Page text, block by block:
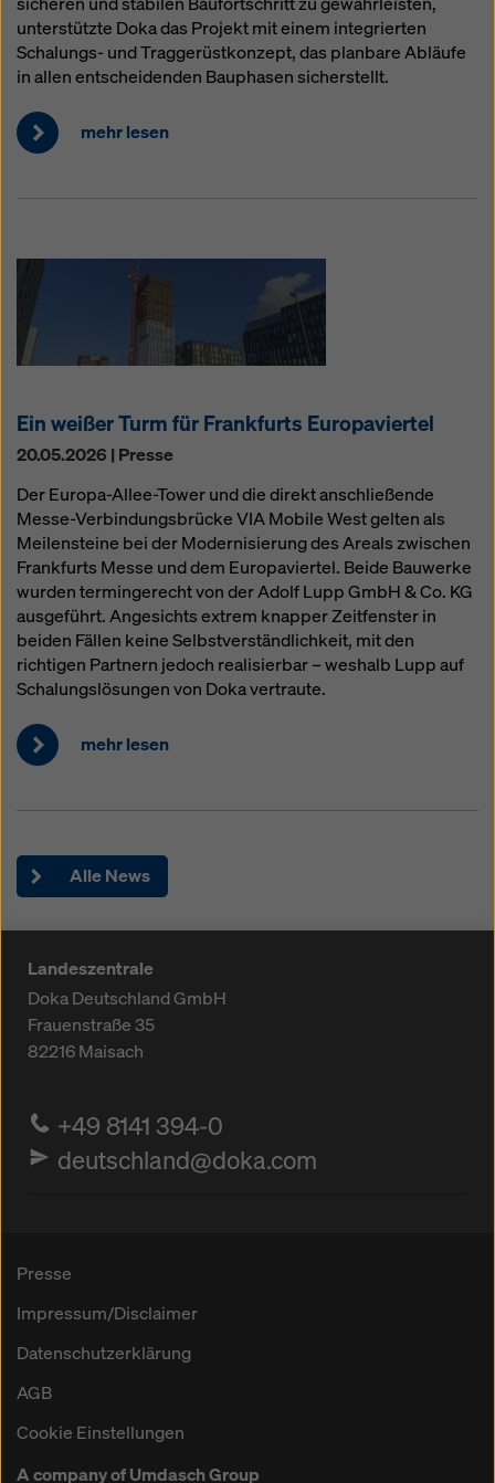
unterstützte Doka das Projekt mit einem integrierten
Schalungs- und Traggerüstkonzept, das planbare Abläufe
in allen entscheidenden Bauphasen sicherstellt.
mehr lesen
Ein weißer Turm für Frankfurts Europaviertel
20.05.2026 | Presse
Der Europa-Allee-Tower und die direkt anschließende
Messe-Verbindungsbrücke VIA Mobile West gelten als
Meilensteine bei der Modernisierung des Areals zwischen
Frankfurts Messe und dem Europaviertel. Beide Bauwerke
wurden termingerecht von der Adolf Lupp GmbH & Co. KG
ausgeführt. Angesichts extrem knapper Zeitfenster in
beiden Fällen keine Selbstverständlichkeit, mit den
richtigen Partnern jedoch realisierbar – weshalb Lupp auf
Schalungslösungen von Doka vertraute.
mehr lesen
Alle News
Landeszentrale
Doka Deutschland GmbH
Frauenstraße 35
82216Maisach
+49 8141 394-0
deutschland@doka.com
Presse
Impressum/Disclaimer
Datenschutzerklärung
AGB
Cookie Einstellungen
A company of Umdasch Group